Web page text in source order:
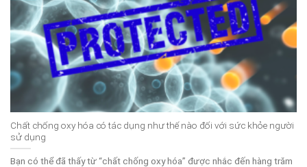
Chất chống oxy hóa có tác dụng như thế nào đối với sức khỏe người
sử dụng
Bạn có thể đã thấy từ “chất chống oxy hóa” được nhắc đến hàng trăm